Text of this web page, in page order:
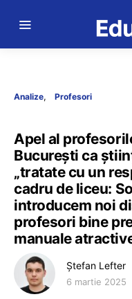
Analize Profesori
Apel al
București ca
„tratate cu un
cadru de liceu:
introducem noi
profesori bine
manuale
Ștefan Lefter
6 martie 2025